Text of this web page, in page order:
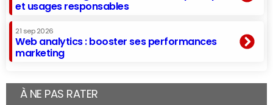
et usages responsables
21 sep 2026
Web analytics : booster ses performances
marketing
À NE PAS RATER